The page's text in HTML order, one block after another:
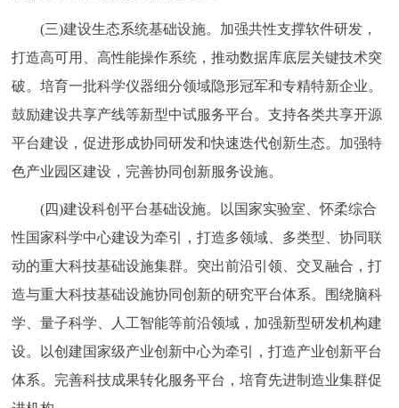
(三)建设生态系统基础设施。加强共性支撑软件研发，
打造高可用、高性能操作系统，推动数据库底层关键技术突
破。培育一批科学仪器细分领域隐形冠军和专精特新企业。
鼓励建设共享产线等新型中试服务平台。支持各类共享开源
平台建设，促进形成协同研发和快速迭代创新生态。加强特
色产业园区建设，完善协同创新服务设施。
(四)建设科创平台基础设施。以国家实验室、怀柔综合
性国家科学中心建设为牵引，打造多领域、多类型、协同联
动的重大科技基础设施集群。突出前沿引领、交叉融合，打
造与重大科技基础设施协同创新的研究平台体系。围绕脑科
学、量子科学、人工智能等前沿领域，加强新型研发机构建
设。以创建国家级产业创新中心为牵引，打造产业创新平台
体系。完善科技成果转化服务平台，培育先进制造业集群促